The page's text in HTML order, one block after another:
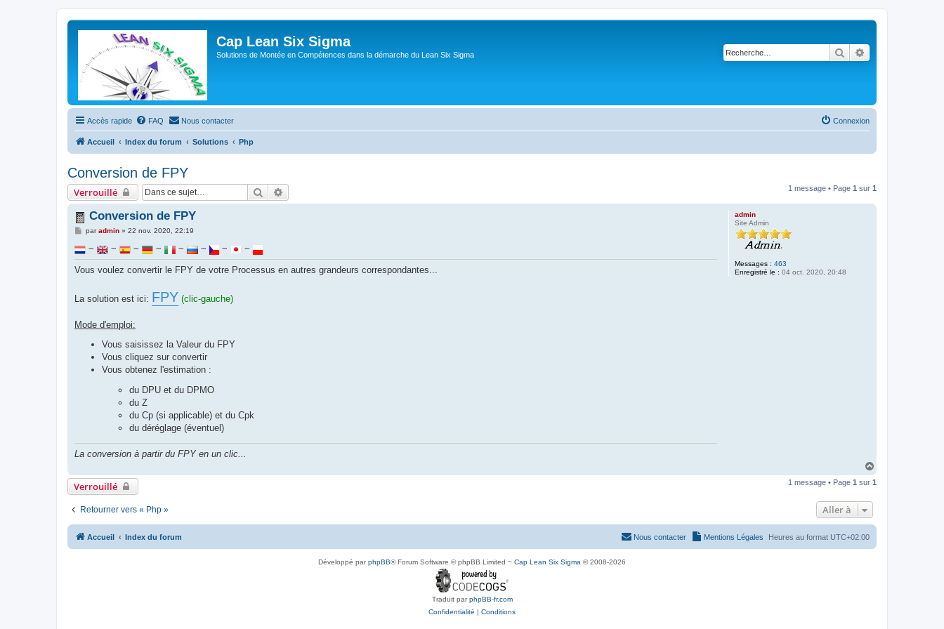
Cap Lean Six Sigma
Solutions de Montée en Compétences dans la démarche du Lean Six Sigma Rechercher
Accès rapide FAQ Nous contacter Connexion
Accueil Index du forum Solutions Php
Conversion de FPY
Verrouillé Rechercher 1 message • Page 1 sur 1
admin
Site Admin
Messages : 463
Enregistré le : 04 oct. 2020, 20:48
Conversion de FPY
M
s
s
g
paradmin» 22 nov. 2020, 22:19
~ ~ ~ ~ ~ ~ ~
~
Vous voulez convertir le FPY de votre Processus en autres grandeurs correspondantes...
La solution est ici: FPY (clic-gauche)
Mode d'emploi:
Vous saisissez la Valeur du FPY
Vous cliquez sur convertir
Vous obtenez l'estimation :
du DPU et du DPMO
du Z
du Cp (si applicable) et du Cpk
du déréglage (éventuel)
La conversion à partir du FPY en un clic...
u
Verrouillé 1 message • Page 1 sur 1
Retourner vers « Php » Aller à
Accueil Index du forum Heures au format UTC+02:00
Mentions Légales
Nous contacter
Développé parphpBB® Forum Software © phpBB Limited ~ Cap Lean Six Sigma © 2008-2026
Traduit parphpBB-fr.com
Confidentialité | Conditions